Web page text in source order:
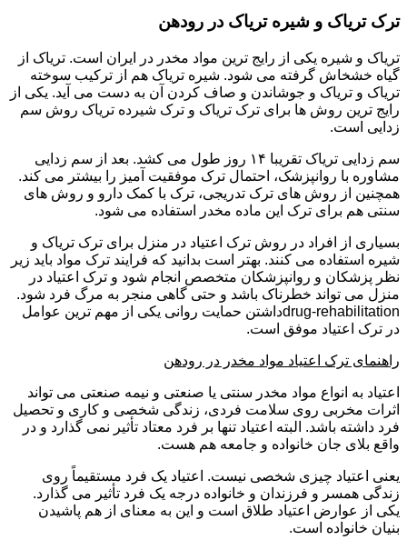
ترک تریاک و شیره تریاک در رودهن
تریاک و شیره یکی از رایج ترین مواد مخدر در ایران است. تریاک از
گیاه خشخاش گرفته می شود. شیره تریاک هم از ترکیب سوخته
تریاک و تریاک و جوشاندن و صاف کردن آن به دست می آید. یکی از
رایج ترین روش ها برای ترک تریاک و ترک شیرده تریاک روش سم
زدایی است.
سم زدایی تریاک تقریبا ۱۴ روز طول می کشد. بعد از سم زدایی
مشاوره با روانپزشک، احتمال ترک موفقیت آمیز را بیشتر می کند.
همچنین از روش های ترک تدریجی، ترک با کمک دارو و روش های
سنتی هم برای ترک این ماده مخدر استفاده می شود.
بسیاری از افراد در روش ترک اعتیاد در منزل برای ترک تریاک و
شیره استفاده می کنند. بهتر است بدانید که فرایند ترک مواد باید زیر
نظر پزشکان و روانپزشکان متخصص انجام شود و ترک اعتیاد در
منزل می تواند خطرناک باشد و حتی گاهی منجر به مرگ فرد شود.
drug-rehabilitationداشتن حمایت روانی یکی از مهم ترین عوامل
در ترک اعتیاد موفق است.
راهنمای ترک اعتیاد مواد مخدر در رودهن
اعتیاد به انواع مواد مخدر سنتی یا صنعتی و نیمه صنعتی می تواند
اثرات مخربی روی سلامت فردی، زندگی شخصی و کاری و تحصیل
فرد داشته باشد. البته اعتیاد تنها بر فرد معتاد تأثیر نمی گذارد و در
واقع بلای جان خانواده و جامعه هم هست.
یعنی اعتیاد چیزی شخصی نیست. اعتیاد یک فرد مستقیماً روی
زندگی همسر و فرزندان و خانواده درجه یک فرد تأثیر می گذارد.
یکی از عوارض اعتیاد طلاق است و این به معنای از هم پاشیدن
بنیان خانواده است.